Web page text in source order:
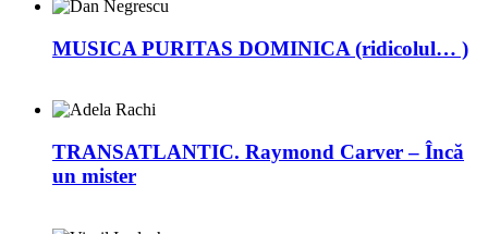
MUSICA PURITAS DOMINICA (ridicolul… )
TRANSATLANTIC. Raymond Carver – Încă
un mister